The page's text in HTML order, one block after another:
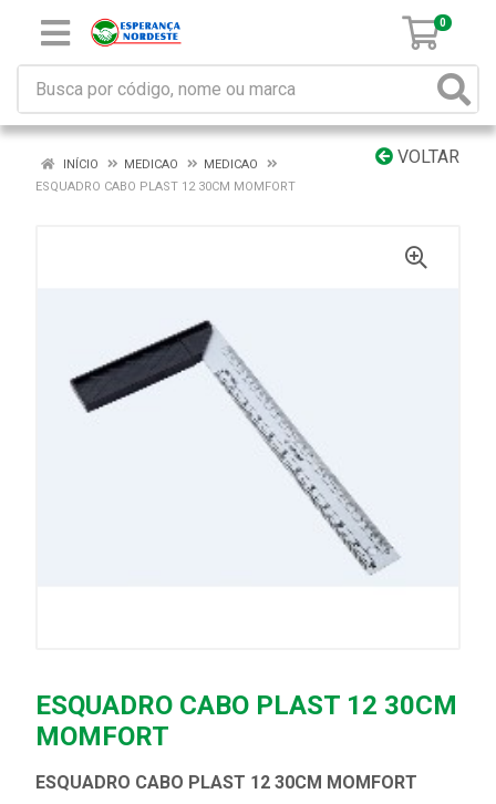
0
VOLTAR
INÍCIO MEDICAO
MEDICAO
ESQUADRO CABO PLAST 12 30CM MOMFORT
ESQUADRO CABO PLAST 12 30CM
MOMFORT
ESQUADRO CABO PLAST 12 30CM MOMFORT